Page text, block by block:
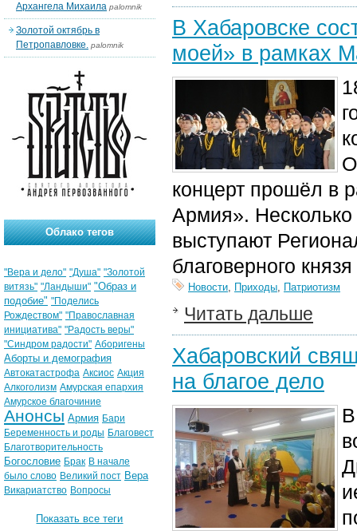
В Хабаровске
моей» в рамках
концерт прошёл в
Армия». Несколько
выступают
благоверного
Новости, Приходы, Патриотизм
Читать дальше
Хабаровский
на благое дело
Архангела Михаила palomnik
Золотой октябрь в
Петропавловке. palomnik
Облако тегов
"Вера и дело" "Душа" "Золотой
витязь" "Ландыши" "Образ и
подобие" "Поделись
Рождеством" "Православная
инициатива" "Радость веры"
"Синдром радости" Аборигены
Аборты и демография
Автокатастрофа Аксиос Акция
Алкоголизм Амурская епархия
Амурское благочиние
Анонсы Армия Бари
Беременность и роды Благовест
Благотворительность
Богословие Брак В начале
было слово Великий пост Вера
Викариатство Вопросы
Показать все теги